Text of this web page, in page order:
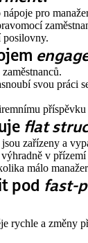
pro
posilovny.
svou práci
flat
zařízeny a
v
málo
pod fast-
rychle a změny